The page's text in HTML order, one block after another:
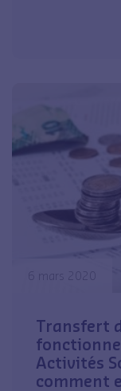
6 mars 2020
Transfert
Activités
comment